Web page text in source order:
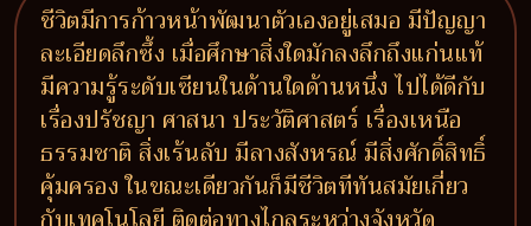
ชีวิตมีการก้าวหน้าพัฒนาตัวเองอยู่เสมอ มีปัญญา
ละเอียดลึกซึ้ง เมื่อศึกษาสิ่งใดมักลงลึกถึงแก่นแท้
มีความรู้ระดับเซียนในด้านใดด้านหนึ่ง ไปได้ดีกับ
เรื่องปรัชญา ศาสนา ประวัติศาสตร์ เรื่องเหนือ
ธรรมชาติ สิ่งเร้นลับ มีลางสังหรณ์ มีสิ่งศักดิ์สิทธิ์
คุ้มครอง ในขณะเดียวกันก็มีชีวิตทีทันสมัยเกี่ยว